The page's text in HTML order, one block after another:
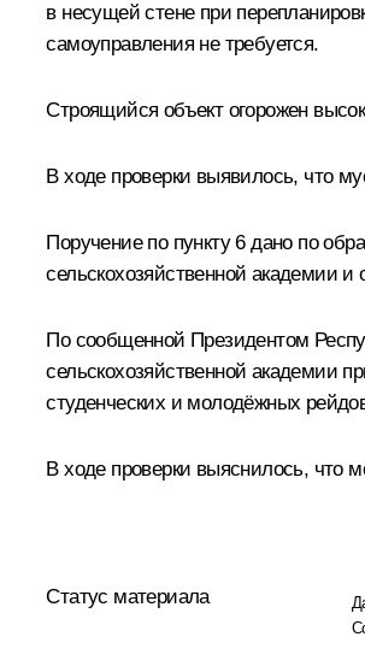
в несущей стене при
самоуправления не требуется.
Строящийся объект огорожен
В ходе проверки выявилось, что
Поручение по пункту 6 дано по
сельскохозяйственной академии
По сообщенной Президентом
сельскохозяйственной академии
студенческих и молодёжных
В ходе проверки выяснилось, что
Статус материала